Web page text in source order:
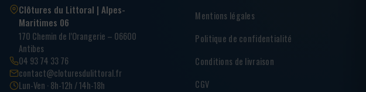
Clôtures du Littoral | Alpes-
Maritimes 06
170 Chemin de l’Orangerie – 06600
Antibes
04 93 74 33 76
contact@cloturesdulittoral.fr
Lun-Ven · 8h-12h / 14h-18h
Mentions légales
Politique de confidentialité
Conditions de livraison
CGV